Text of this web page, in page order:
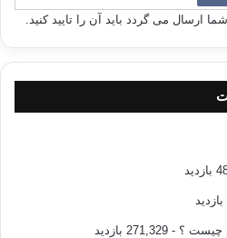
ارسال می گردد باید آن را تایید کنید.
چیست ؟ - 271,329 بازدید